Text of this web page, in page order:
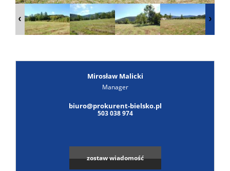
Mirosław Malicki
Manager
biuro@prokurent-bielsko.pl
503 038 974
zostaw wiadomość